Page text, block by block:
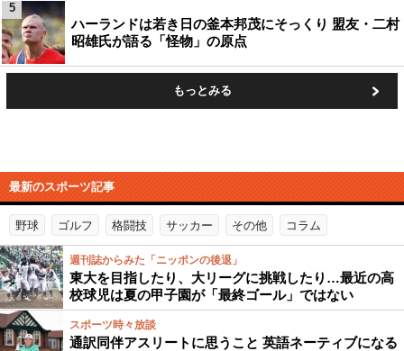
ハーランドは若き日の釜本邦茂にそっくり 盟友・二村
昭雄氏が語る「怪物」の原点
5
もっとみる
最新のスポーツ記事
野球 ゴルフ 格闘技 サッカー その他 コラム
週刊誌からみた「ニッポンの後退」
東大を目指したり、大リーグに挑戦したり…最近の高
校球児は夏の甲子園が「最終ゴール」ではない
スポーツ時々放談
通訳同伴アスリートに思うこと 英語ネーティブになる